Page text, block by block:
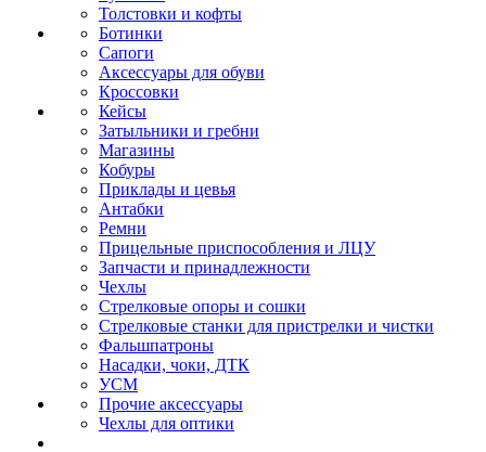
Толстовки и кофты
Ботинки
Сапоги
Аксессуары для обуви
Кроссовки
Кейсы
Затыльники и гребни
Магазины
Кобуры
Приклады и цевья
Антабки
Ремни
Прицельные приспособления и ЛЦУ
Запчасти и принадлежности
Чехлы
Стрелковые опоры и сошки
Стрелковые станки для пристрелки и чистки
Фальшпатроны
Насадки, чоки, ДТК
УСМ
Прочие аксессуары
Чехлы для оптики